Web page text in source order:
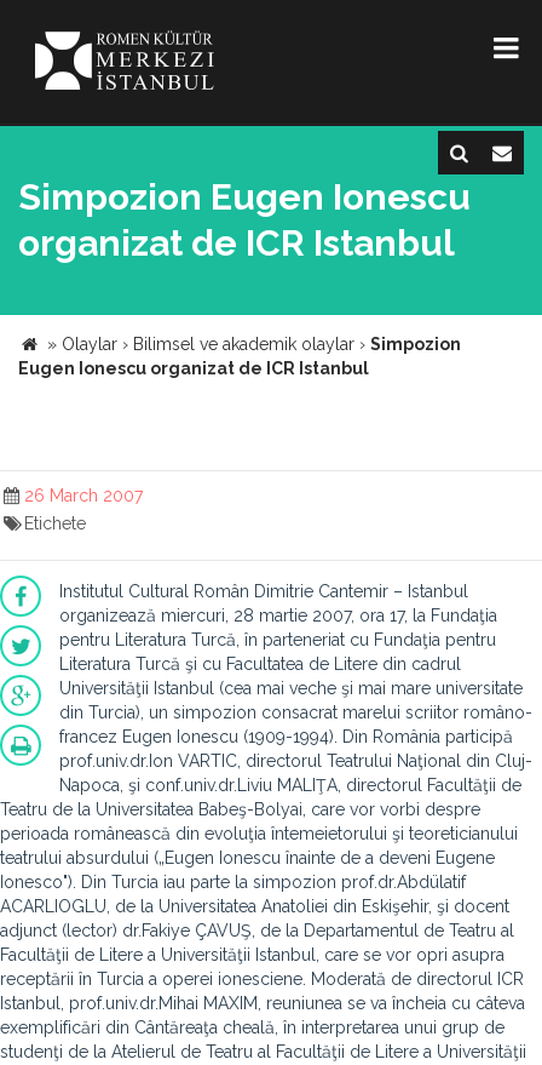
Simpozion Eugen Ionescu
organizat de ICR Istanbul
» Olaylar › Bilimsel ve akademik olaylar › Simpozion
Eugen Ionescu organizat de ICR Istanbul
26 March 2007
Etichete
Institutul Cultural Român Dimitrie Cantemir – Istanbul
organizează miercuri, 28 martie 2007, ora 17, la Fundaţia
pentru Literatura Turcă, în parteneriat cu Fundaţia pentru
Literatura Turcă şi cu Facultatea de Litere din cadrul
Universităţii Istanbul (cea mai veche şi mai mare universitate
din Turcia), un simpozion consacrat marelui scriitor româno-
francez Eugen Ionescu (1909-1994). Din România participă
prof.univ.dr.Ion VARTIC, directorul Teatrului Naţional din Cluj-
Napoca, şi conf.univ.dr.Liviu MALIŢA, directorul Facultăţii de
Teatru de la Universitatea Babeş-Bolyai, care vor vorbi despre
perioada românească din evoluţia întemeietorului şi teoreticianului
teatrului absurdului („Eugen Ionescu înainte de a deveni Eugene
Ionesco"). Din Turcia iau parte la simpozion prof.dr.Abdülatif
ACARLIOGLU, de la Universitatea Anatoliei din Eskişehir, şi docent
adjunct (lector) dr.Fakiye ÇAVUŞ, de la Departamentul de Teatru al
Facultăţii de Litere a Universităţii Istanbul, care se vor opri asupra
receptării în Turcia a operei ionesciene. Moderată de directorul ICR
Istanbul, prof.univ.dr.Mihai MAXIM, reuniunea se va încheia cu câteva
exemplificări din Cântăreaţa cheală, în interpretarea unui grup de
studenţi de la Atelierul de Teatru al Facultăţii de Litere a Universităţii